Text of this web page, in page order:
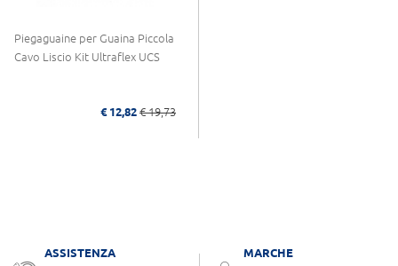
Piegaguaine per Guaina Piccola
Cavo Liscio Kit Ultraflex UCS
€ 12,82 € 19,73
ASSISTENZA MARCHE